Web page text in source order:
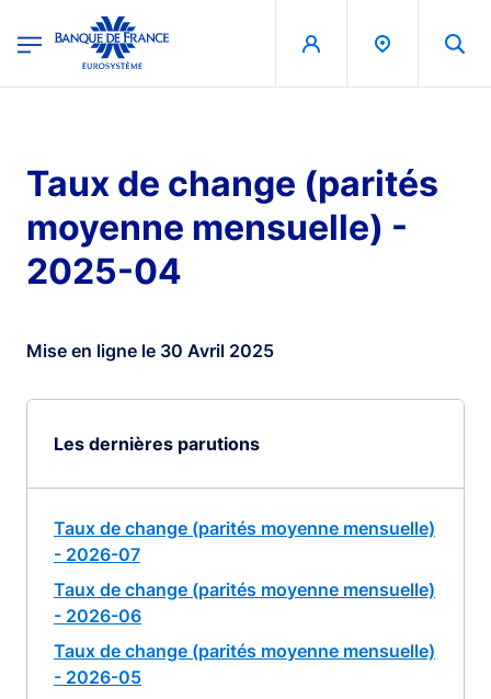
Banque de France - Menu Principal
Taux de change (parités
moyenne mensuelle) -
2025-04
Mise en ligne le 30 Avril 2025
Les dernières parutions
Taux de change (parités moyenne mensuelle)
- 2026-07
Taux de change (parités moyenne mensuelle)
- 2026-06
Taux de change (parités moyenne mensuelle)
- 2026-05